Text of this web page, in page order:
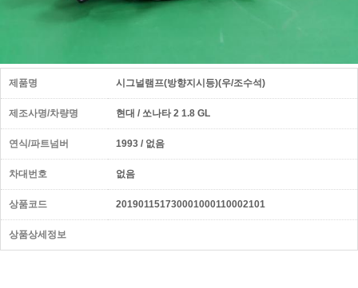
제품명 시그널램프(방향지시등)(우/조수석)
제조사명/차량명 현대 / 쏘나타 2 1.8 GL
연식/파트넘버 1993 / 없음
차대번호 없음
상품코드 201901151730001000110002101
상품상세정보